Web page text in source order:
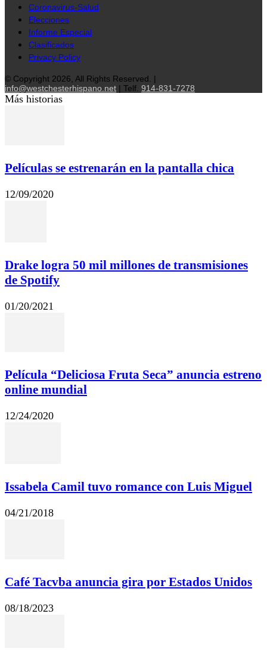
Coronavirus-Salud
Elecciones
Informe Especial
Clasificados
Privacy Policy
© Copyright 2026, All Rights Reserved. |
info@westchesterhispano.net | Telf. 914-831-7278
Más historias
Películas se estrenarán en la pantalla chica
12/09/2020
Drake logra 50 mil millones de transmisiones
de Spotify
01/20/2021
Película “Deliciosa Fruta Seca” anuncia estreno
online mundial
12/24/2020
Issabela Camil tuvo romance con Luis Miguel
04/21/2018
Café Tacvba anuncia gira por Estados Unidos
08/18/2023